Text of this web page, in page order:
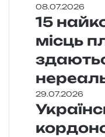
08.07.2026
15
місць
29.07.2026